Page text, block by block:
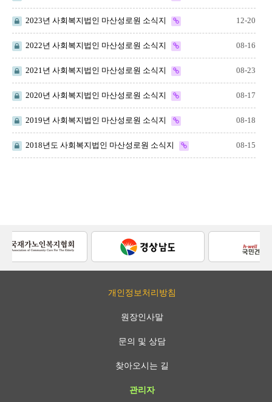
2023년 사회복지법인 마산성로원 소식지 12-20
2022년 사회복지법인 마산성로원 소식지 08-16
2021년 사회복지법인 마산성로원 소식지 08-23
2020년 사회복지법인 마산성로원 소식지 08-17
2019년 사회복지법인 마산성로원 소식지 08-18
2018년도 사회복지법인 마산성로원 소식지 08-15
개인정보처리방침
원장인사말
문의 및 상담
찾아오시는 길
관리자